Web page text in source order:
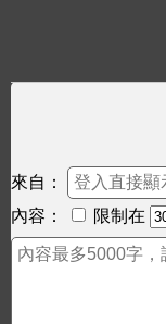
來自：
內容：
限制在